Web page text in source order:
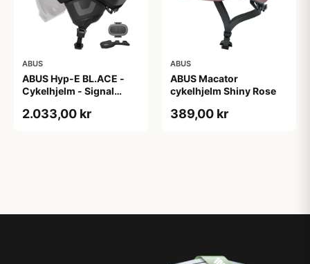
ABUS
ABUS Hyp-E BL.ACE -
Cykelhjelm - Signal
2.033,00 kr
ABUS
ABUS Macator
cykelhjelm Shiny Rose
389,00 kr